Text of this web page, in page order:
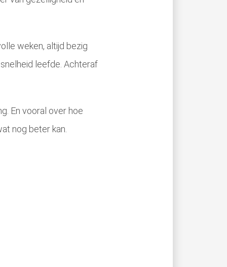
weken, altijd bezig
leefde. Achteraf
En vooral over hoe
nog beter kan.